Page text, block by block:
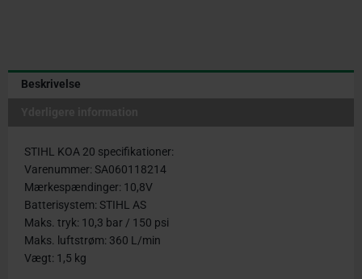
Beskrivelse
STIHL KOA 20 specifikationer:
Varenummer: SA060118214
Mærkespændinger: 10,8V
Batterisystem: STIHL AS
Maks. tryk: 10,3 bar / 150 psi
Maks. luftstrøm: 360 L/min
Vægt: 1,5 kg